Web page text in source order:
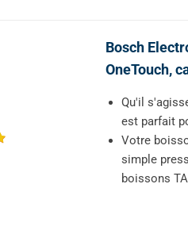
Bosch
OneTouch,
Qu'il
est parfait
Votre
simple
boissons